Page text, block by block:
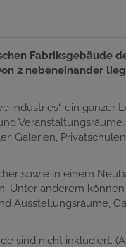
Fabriksgebäude
2 nebeneinander
industries“ ein ganzer
Galerien,
sowie in einem
Unter anderem
Ausstellungsräume,
sind nicht inkludiert.